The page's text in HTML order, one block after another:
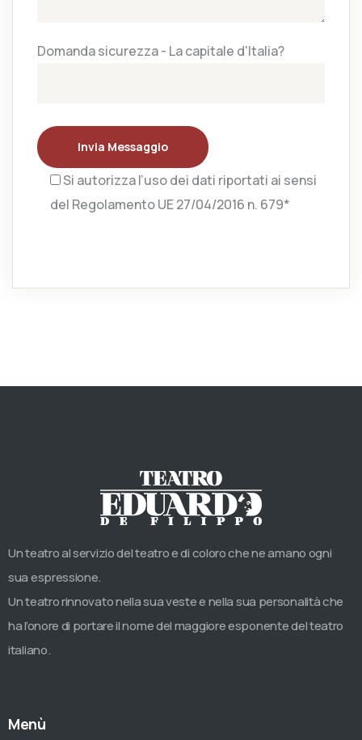
Domanda sicurezza - La capitale d'Italia?
Invia Messaggio
Si autorizza l’uso dei dati riportati ai sensi
del Regolamento UE 27/04/2016 n. 679*
Un teatro al servizio del teatro e di coloro che ne amano ogni
sua espressione.
Un teatro rinnovato nella sua veste e nella sua personalità che
ha l’onore di portare il nome del maggiore esponente del teatro
italiano.
Menù